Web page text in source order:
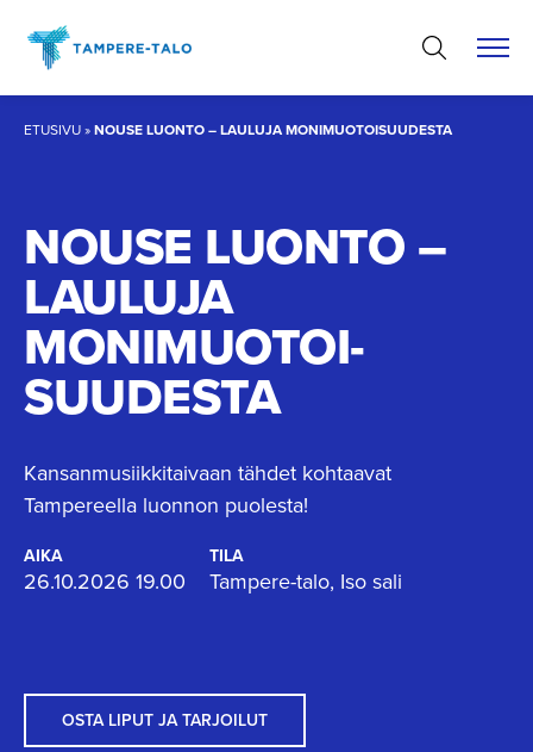
sisältöön
ETUSIVU»NOUSE LUONTO – LAULUJA MONIMUOTOISUUDESTA
NOUSE LUONTO –
LAULUJA
MONIMUOTOI­
SUUDESTA
Kansanmusiikkitaivaan tähdet kohtaavat
Tampereella luonnon puolesta!
AIKA
26.10.2026 19.00
TILA
Tampere-talo, Iso sali
OSTA LIPUT JA TARJOILUT